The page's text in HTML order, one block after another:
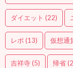
ダイエット (22)
レポ (13) 仮想通
吉祥寺(5) 帰省